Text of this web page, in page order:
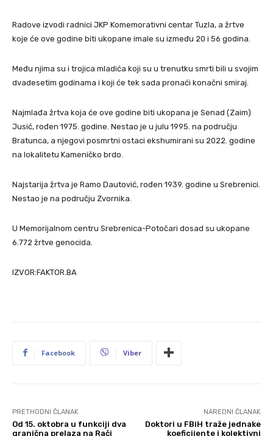
Radove izvodi radnici JKP Komemorativni centar Tuzla, a žrtve
koje će ove godine biti ukopane imale su između 20 i 56 godina.
Među njima su i trojica mladića koji su u trenutku smrti bili u svojim
dvadesetim godinama i koji će tek sada pronaći konačni smiraj.
Najmlađa žrtva koja će ove godine biti ukopana je Senad (Zaim)
Jusić, rođen 1975. godine. Nestao je u julu 1995. na području
Bratunca, a njegovi posmrtni ostaci ekshumirani su 2022. godine
na lokalitetu Kameničko brdo.
Najstarija žrtva je Ramo Dautović, rođen 1939. godine u Srebrenici.
Nestao je na području Zvornika.
U Memorijalnom centru Srebrenica-Potočari dosad su ukopane
6.772 žrtve genocida.
IZVOR:FAKTOR.BA
Facebook Viber
PRETHODNI ČLANAK
Od 15. oktobra u funkciji dva
granična prelaza na Rači
NAREDNI ČLANAK
Doktori u FBiH traže jednake
koeficijente i kolektivni